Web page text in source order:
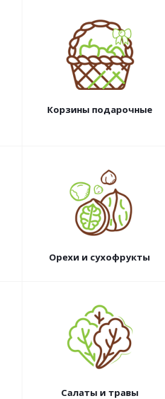
Корзины подарочные
Орехи и сухофрукты
Салаты и травы